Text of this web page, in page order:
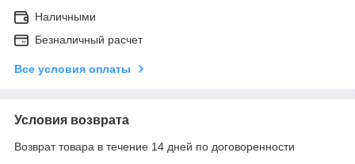
Наличными
Безналичный расчет
Все условия оплаты
Условия возврата
Возврат товара в течение 14 дней по договоренности